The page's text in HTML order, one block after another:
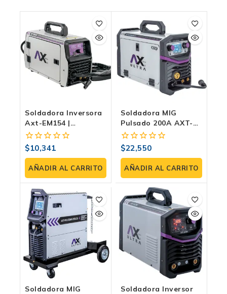
Soldadora Inversora
Axt-EM154 |
Microalambre,
Electrodo Y TIG De
140 Amp
0
fuera
de
5
$10,341
AÑADIR AL CARRITO
Soldadora MIG
Pulsado 200A AXT-
PULSEMIG200LCD |
MIG Con Pulso/Doble
Pulso, TIG Lift Y MMA
| 220V
0
fuera
de
5
$22,550
AÑADIR AL CARRITO
Soldadora MIG
Soldadora Inversor